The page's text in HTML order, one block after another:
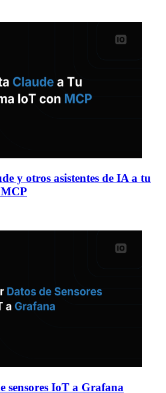
y otros asistentes de IA a tu
sensores IoT a Grafana